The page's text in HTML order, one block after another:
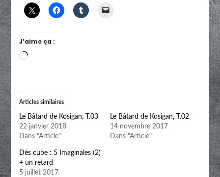
J’aime ça :
Chargement…
Articles similaires
Le Bâtard de Kosigan, T.03
22 janvier 2018
Dans "Article"
Le Bâtard de Kosigan, T.02
14 novembre 2017
Dans "Article"
Dés cube : 5 Imaginales (2)
+ un retard
5 juillet 2017